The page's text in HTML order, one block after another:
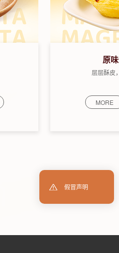
原
层层酥皮
MORE
假冒声明